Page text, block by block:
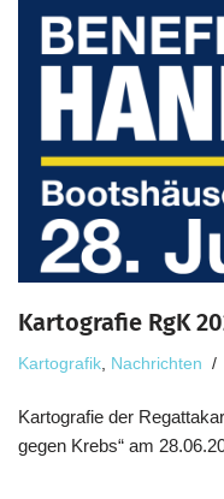
Kartografie RgK
Kartografik Nachrichten
Kartografie der
gegen Krebs“ am